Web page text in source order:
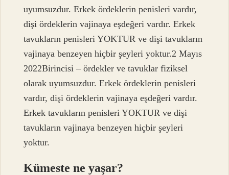
uyumsuzdur. Erkek ördeklerin penisleri vardır,
dişi ördeklerin vajinaya eşdeğeri vardır. Erkek
tavukların penisleri YOKTUR ve dişi tavukların
vajinaya benzeyen hiçbir şeyleri yoktur.2 Mayıs
2022Birincisi – ördekler ve tavuklar fiziksel
olarak uyumsuzdur. Erkek ördeklerin penisleri
vardır, dişi ördeklerin vajinaya eşdeğeri vardır.
Erkek tavukların penisleri YOKTUR ve dişi
tavukların vajinaya benzeyen hiçbir şeyleri
yoktur.
Kümeste ne yaşar?